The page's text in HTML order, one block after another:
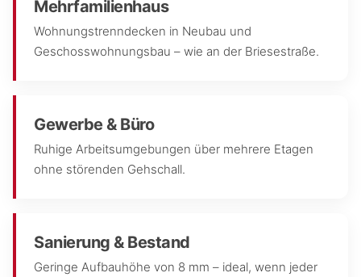
Mehrfamilienhaus
Wohnungstrenndecken in Neubau und
Geschosswohnungsbau – wie an der Briesestraße.
Gewerbe & Büro
Ruhige Arbeitsumgebungen über mehrere Etagen
ohne störenden Gehschall.
Sanierung & Bestand
Geringe Aufbauhöhe von 8 mm – ideal, wenn jeder